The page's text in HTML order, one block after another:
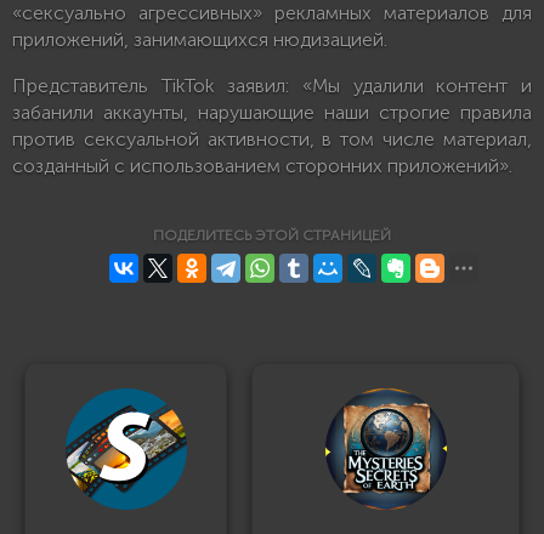
«сексуально агрессивных» рекламных материалов для
приложений, занимающихся нюдизацией.
Представитель TikTok заявил: «Мы удалили контент и
забанили аккаунты, нарушающие наши строгие правила
против сексуальной активности, в том числе материал,
созданный с использованием сторонних приложений».
ПОДЕЛИТЕСЬ ЭТОЙ СТРАНИЦЕЙ